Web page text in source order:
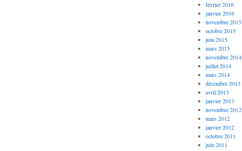
février 2016
janvier 2016
novembre 2015
octobre 2015
juin 2015
mars 2015
novembre 2014
juillet 2014
mars 2014
décembre 2013
avril 2013
janvier 2013
novembre 2012
mars 2012
janvier 2012
octobre 2011
juin 2011